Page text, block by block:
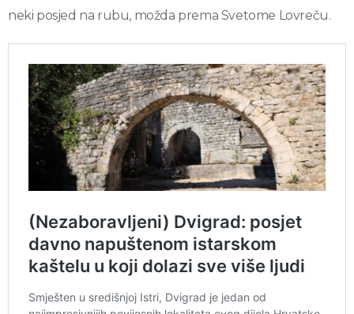
neki posjed na rubu, možda prema Svetome Lovreču.